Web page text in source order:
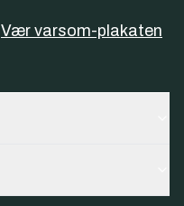
Vær varsom-plakaten